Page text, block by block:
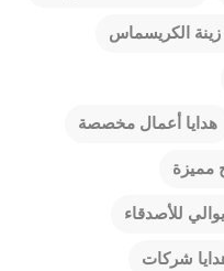
الكريسماس
هدايا أعمال مخصصة
مميزة
للأصدقاء
شركات